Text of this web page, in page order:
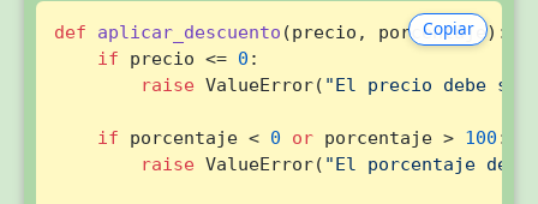
Copiar
def aplicar_descuento (precio, porcentaje):
if precio <= 0 :
raise ValueError( "El precio debe ser
if porcentaje < 0 or porcentaje > 100 :
raise ValueError( "El porcentaje